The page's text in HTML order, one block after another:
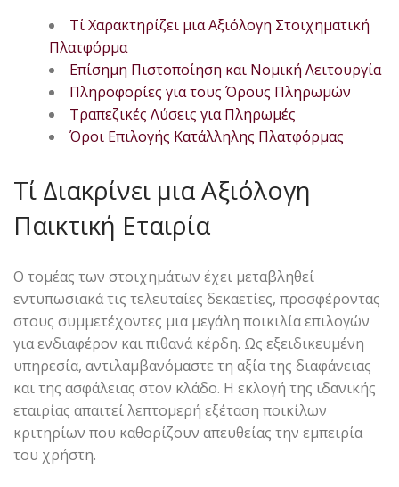
Τί Χαρακτηρίζει μια Αξιόλογη Στοιχηματική
Πλατφόρμα
Επίσημη Πιστοποίηση και Νομική Λειτουργία
Πληροφορίες για τους Όρους Πληρωμών
Τραπεζικές Λύσεις για Πληρωμές
Όροι Επιλογής Κατάλληλης Πλατφόρμας
Τί Διακρίνει μια Αξιόλογη
Παικτική Εταιρία
Ο τομέας των στοιχημάτων έχει μεταβληθεί
εντυπωσιακά τις τελευταίες δεκαετίες, προσφέροντας
στους συμμετέχοντες μια μεγάλη ποικιλία επιλογών
για ενδιαφέρον και πιθανά κέρδη. Ως εξειδικευμένη
υπηρεσία, αντιλαμβανόμαστε τη αξία της διαφάνειας
και της ασφάλειας στον κλάδο. Η εκλογή της ιδανικής
εταιρίας απαιτεί λεπτομερή εξέταση ποικίλων
κριτηρίων που καθορίζουν απευθείας την εμπειρία
του χρήστη.